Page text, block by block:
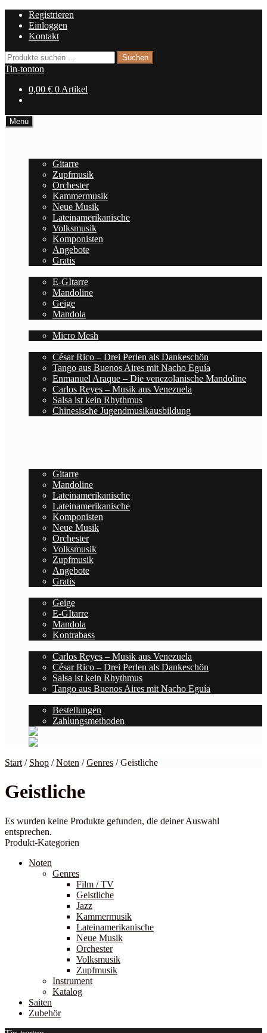
Navigation
springen
Zum
Inhalt
springen
Registrieren
Einloggen
Kontakt
Suchen
nach:
Suchen
Tin-tonton
0,00 € 0 Artikel
Menü
Gitarre
Zupfmusik
Orchester
Kammermusik
Neue Musik
Lateinamerikanische
Volksmusik
Komponisten
Angebote
Gratis
E-GItarre
Mandoline
Geige
Mandola
Micro Mesh
César Rico – Drei Perlen als Dankeschön
Tango aus Buenos Aires mit Nacho Eguía
Enmanuel Araque – Die venezolanische Mandoline
Carlos Reyes – Musik aus Venezuela
Salsa ist kein Rhythmus
Chinesische Jugendmusikausbildung
Gitarre
Mandoline
Lateinamerikanische
Lateinamerikanische
Komponisten
Neue Musik
Orchester
Volksmusik
Zupfmusik
Angebote
Gratis
Geige
E-GItarre
Mandola
Kontrabass
Carlos Reyes – Musik aus Venezuela
César Rico – Drei Perlen als Dankeschön
Salsa ist kein Rhythmus
Tango aus Buenos Aires mit Nacho Eguía
Bestellungen
Zahlungsmethoden
Start / Shop /Noten /Genres /Geistliche
Geistliche
Es wurden keine Produkte gefunden, die deiner Auswahl
entsprechen.
Produkt-Kategorien
Noten
Genres
Film / TV
Geistliche
Jazz
Kammermusik
Lateinamerikanische
Neue Musik
Orchester
Volksmusik
Zupfmusik
Instrument
Katalog
Saiten
Zubehör